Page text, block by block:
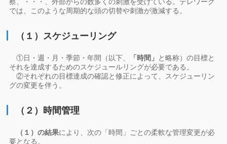
では、このような周期的な頭の切替や刺激が激減する。
（１）スケジューリング
①日・週・月・季節・年間（以下、 「時間」 と略称）の目標と
それを達成するためのスケジュールリングが必要である。
②それぞれの目標達成の確認と修正によって、スケジューリン
グの変更を伴う。
（２）時間管理
（１）の結果により、次の「時間」ごとの柔軟な管理変更が必
要となる。